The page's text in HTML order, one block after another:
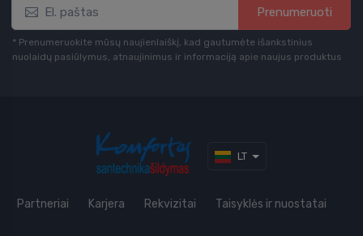
Prenumeruoti
* Prenumeruokite mūsų naujienlaiškį, kad gautumėte išankstinius
nuolaidų pasiūlymus, atnaujinimus ir informaciją apie naujus produktus
LT
Partneriai Karjera Rekvizitai Taisyklės ir nuostatai